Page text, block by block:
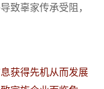
致辜家传承受阻，
获得先机从而发展